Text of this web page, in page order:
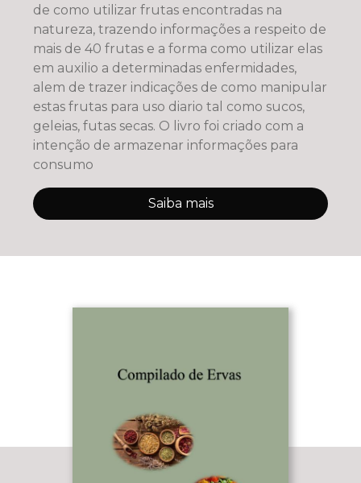
de como utilizar frutas encontradas na
natureza, trazendo informações a respeito de
mais de 40 frutas e a forma como utilizar elas
em auxilio a determinadas enfermidades,
alem de trazer indicações de como manipular
estas frutas para uso diario tal como sucos,
geleias, futas secas. O livro foi criado com a
intenção de armazenar informações para
consumo
Saiba mais